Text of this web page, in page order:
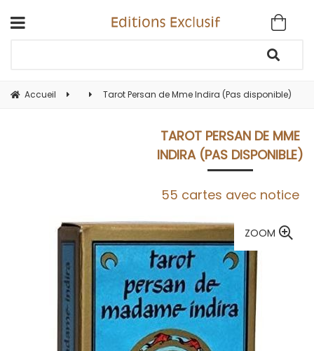
Accueil Tarot Persan de Mme Indira (Pas disponible)
TAROT PERSAN DE MME
INDIRA (PAS DISPONIBLE)
55 cartes avec notice
ZOOM